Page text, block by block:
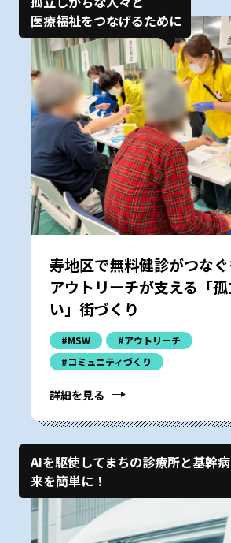
医療福祉をつなげるために
寿地区で無料健診がつなぐ
アウトリーチが支える「
い」街づくり
#MSW
#アウトリーチ
#コミュニティづくり
詳細を見る
AIを駆使してまちの診療所と基幹
来を簡単に！